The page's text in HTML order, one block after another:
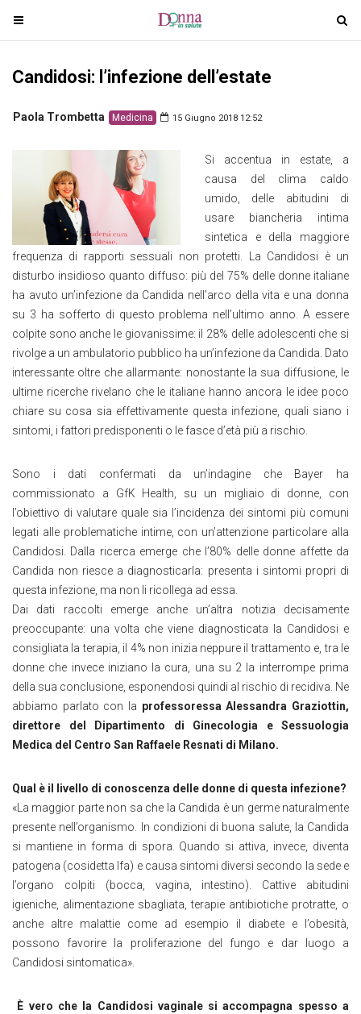
T
o
g
e
t
i
o
n
T
o
v
g
a
t
i
o
n
Candidosi: l’infezione dell’estate
Paola Trombetta Medicina 15 Giugno 2018 12:52
Si accentua in estate, a
causa del clima caldo
umido, delle abitudini di
usare biancheria intima
sintetica e della maggiore
frequenza di rapporti sessuali non protetti. La Candidosi è un
disturbo insidioso quanto diffuso: più del 75% delle donne italiane
ha avuto un’infezione da Candida nell’arco della vita e una donna
su 3 ha sofferto di questo problema nell’ultimo anno. A essere
colpite sono anche le giovanissime: il 28% delle adolescenti che si
rivolge a un ambulatorio pubblico ha un’infezione da Candida. Dato
interessante oltre che allarmante: nonostante la sua diffusione, le
ultime ricerche rivelano che le italiane hanno ancora le idee poco
chiare su cosa sia effettivamente questa infezione, quali siano i
sintomi, i fattori predisponenti o le fasce d’età più a rischio.
Sono i dati confermati da un’indagine che Bayer ha
commissionato a GfK Health, su un migliaio di donne, con
l’obiettivo di valutare quale sia l’incidenza dei sintomi più comuni
legati alle problematiche intime, con un’attenzione particolare alla
Candidosi. Dalla ricerca emerge che l’80% delle donne affette da
Candida non riesce a diagnosticarla: presenta i sintomi propri di
questa infezione, ma non li ricollega ad essa.
Dai dati raccolti emerge anche un’altra notizia decisamente
preoccupante: una volta che viene diagnosticata la Candidosi e
consigliata la terapia, il 4% non inizia neppure il trattamento e, tra le
donne che invece iniziano la cura, una su 2 la interrompe prima
della sua conclusione, esponendosi quindi al rischio di recidiva. Ne
abbiamo parlato con la professoressa Alessandra Graziottin,
direttore del Dipartimento di Ginecologia e Sessuologia
Medica del Centro San Raffaele Resnati di Milano.
Qual è il livello di conoscenza delle donne di questa infezione?
«La maggior parte non sa che la Candida è un germe naturalmente
presente nell’organismo. In condizioni di buona salute, la Candida
si mantiene in forma di spora. Quando si attiva, invece, diventa
patogena (cosidetta Ifa) e causa sintomi diversi secondo la sede e
l’organo colpiti (bocca, vagina, intestino). Cattive abitudini
igieniche, alimentazione sbagliata, terapie antibiotiche protratte, o
anche altre malattie come ad esempio il diabete e l’obesità,
possono favorire la proliferazione del fungo e dar luogo a
Candidosi sintomatica».
È vero che la Candidosi vaginale si accompagna spesso a